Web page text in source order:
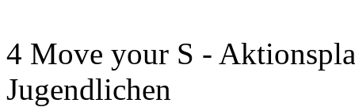
4 Move your S -
Jugendlichen